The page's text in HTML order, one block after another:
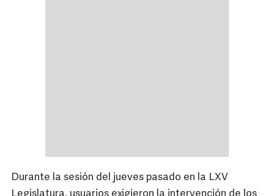
Durante la sesión del jueves pasado en la LXV